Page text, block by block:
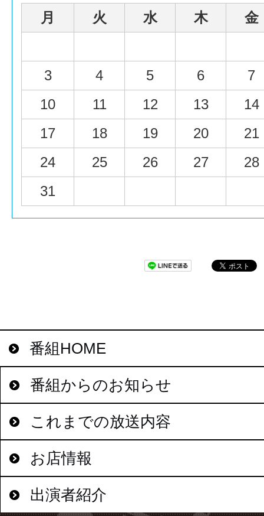
月 火 水 木 金
3 4 5 6
7
10
11 12 13
14
17
18 19 20
21
24
25 26 27
28
31
番組HOME
番組からのお知らせ
これまでの放送内容
お店情報
出演者紹介